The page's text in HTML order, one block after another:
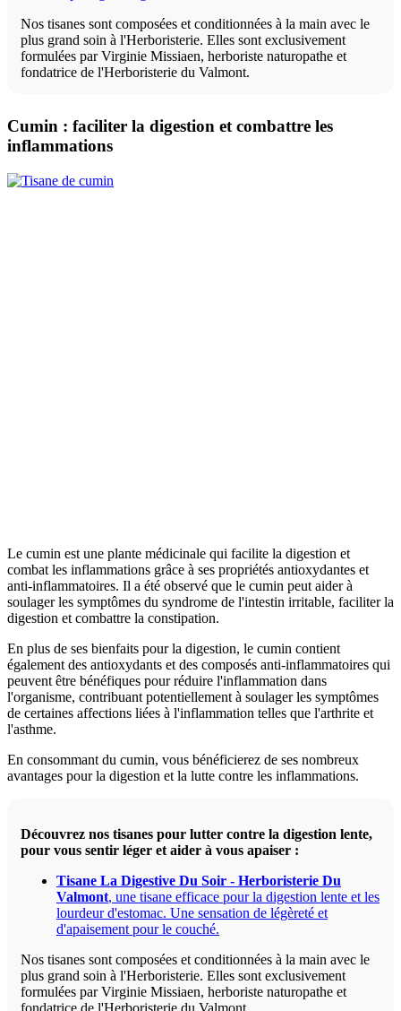
Nos tisanes sont composées et conditionnées à la main avec le
plus grand soin à l'Herboristerie. Elles sont exclusivement
formulées par Virginie Missiaen, herboriste naturopathe et
fondatrice de l'Herboristerie du Valmont.
Cumin : faciliter la digestion et combattre les
inflammations
Le cumin est une plante médicinale qui facilite la digestion et
combat les inflammations grâce à ses propriétés antioxydantes et
anti-inflammatoires. Il a été observé que le cumin peut aider à
soulager les symptômes du syndrome de l'intestin irritable, faciliter la
digestion et combattre la constipation.
En plus de ses bienfaits pour la digestion, le cumin contient
également des antioxydants et des composés anti-inflammatoires qui
peuvent être bénéfiques pour réduire l'inflammation dans
l'organisme, contribuant potentiellement à soulager les symptômes
de certaines affections liées à l'inflammation telles que l'arthrite et
l'asthme.
En consommant du cumin, vous bénéficierez de ses nombreux
avantages pour la digestion et la lutte contre les inflammations.
Découvrez nos tisanes pour lutter contre la digestion lente,
pour vous sentir léger et aider à vous apaiser :
Tisane La Digestive Du Soir - Herboristerie Du
Valmont, une tisane efficace pour la digestion lente et les
lourdeur d'estomac. Une sensation de légèreté et
d'apaisement pour le couché.
Nos tisanes sont composées et conditionnées à la main avec le
plus grand soin à l'Herboristerie. Elles sont exclusivement
formulées par Virginie Missiaen, herboriste naturopathe et
fondatrice de l'Herboristerie du Valmont.